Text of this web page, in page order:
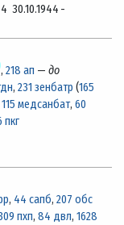
30.10.1944 -
, 218 ап — до
, 231 зенбатр (165
115 медсанбат, 60
пкг
, 44 сапб, 207 обс
пхп, 84 двл, 1628